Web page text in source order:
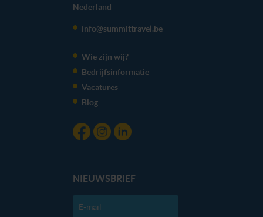
Nederland
info@summittravel.be
Wie zijn wij?
Bedrijfsinformatie
Vacatures
Blog
NIEUWSBRIEF